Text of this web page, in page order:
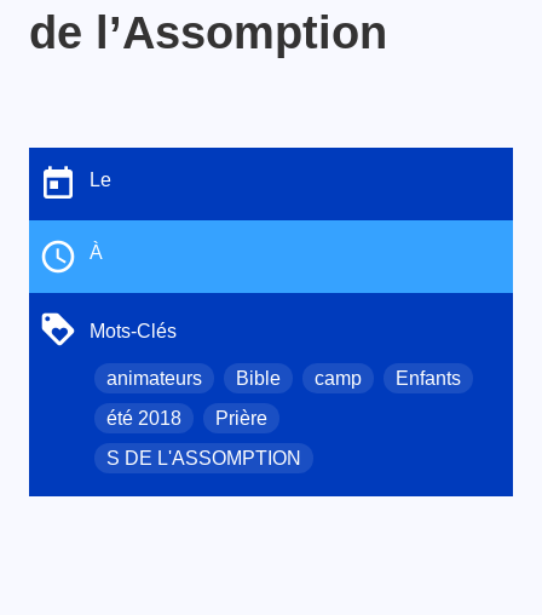
de l’Assomption
Le
À
Mots-Clés
animateurs Bible camp
Enfants
été 2018
Prière
S DE L'ASSOMPTION